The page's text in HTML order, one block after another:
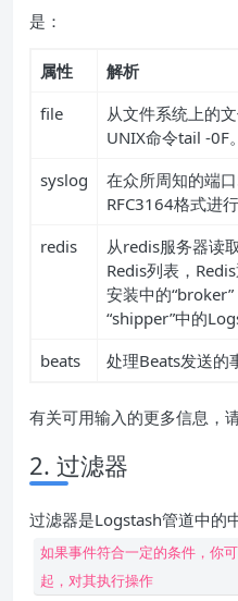
是：
属性
解析
file
从文件系统上的
UNIX命令tail -0F。
syslog
在众所周知的端
RFC3164格式进行
redis
从redis服务器读
Redis列表，
安装中的
“shipper”中的
beats
处理Beats发送的
有关可用输入的更多信息，
2. 过滤器
过滤器是Logstash管道中的
如果事件符合一定的条件，你
起，对其执行操作